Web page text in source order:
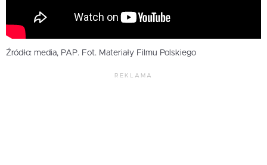
Źródło: media, PAP. Fot. Materiały Filmu Polskiego
REKLAMA